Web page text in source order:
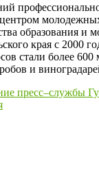
образования и
края с 2000
стали более
и
пресс–службы